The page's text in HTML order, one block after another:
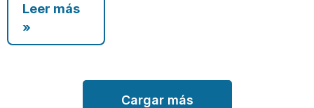
Leer más
»
Cargar más